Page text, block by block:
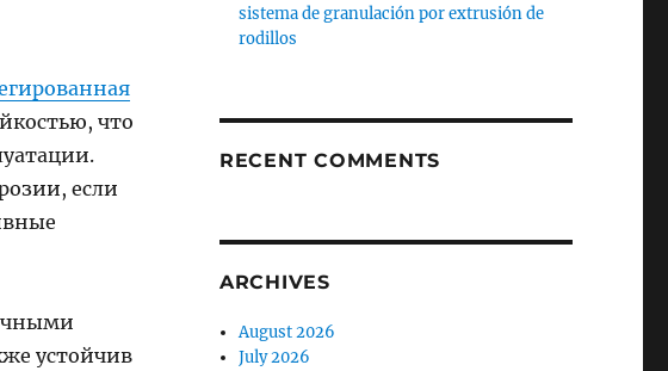
что
если
устойчив
sistema de granulación por extrusión de
rodillos
RECENT COMMENTS
ARCHIVES
August 2026
July 2026